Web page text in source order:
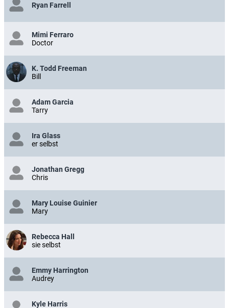
Ryan Farrell
Mimi Ferraro
Doctor
K. Todd Freeman
Bill
Adam Garcia
Tarry
Ira Glass
er selbst
Jonathan Gregg
Chris
Mary Louise Guinier
Mary
Rebecca Hall
sie selbst
Emmy Harrington
Audrey
Kyle Harris